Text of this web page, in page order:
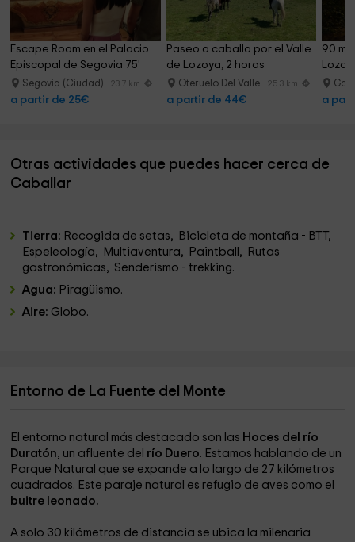
Escape Room en el Palacio
Episcopal de Segovia 75'
Segovia (Ciudad) 23.7 km
a partir de 25€
Paseo a caballo por el Valle
de Lozoya, 2 horas
Oteruelo Del Valle 25.3 km
a partir de 44€
90
a
Otras actividades que puedes hacer cerca de
Caballar
Tierra: Recogida de setas, Bicicleta de montaña - BTT,
Espeleología, Multiaventura, Paintball, Rutas
gastronómicas, Senderismo - trekking.
Agua: Piragüismo.
Aire: Globo.
Entorno de La Fuente del Monte
El entorno natural más destacado son las Hoces del río
Duratón, un afluente del río Duero. Estamos hablando de un
Parque Natural que se expande a lo largo de 27 kilómetros
cuadrados. Este paraje natural es refugio de aves como el
buitre leonado.
A solo 30 kilómetros de distancia se ubica la milenaria